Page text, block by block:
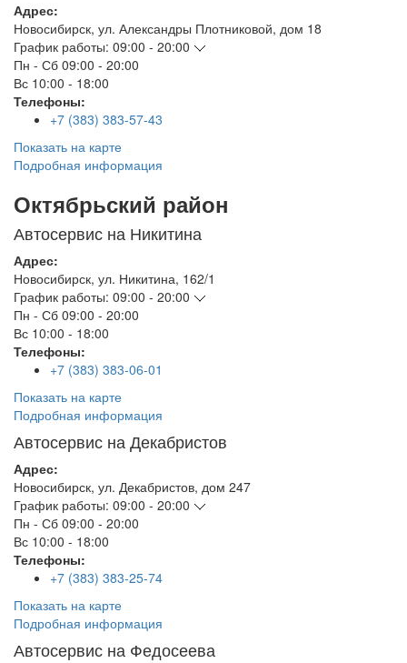
Адрес:
Новосибирск, ул. Александры Плотниковой, дом 18
График работы: 09:00 - 20:00
Пн - Сб 09:00 - 20:00
Вс 10:00 - 18:00
Телефоны:
+7 (383) 383-57-43
Показать на карте
Подробная информация
Октябрьский район
Автосервис на Никитина
Адрес:
Новосибирск, ул. Никитина, 162/1
График работы: 09:00 - 20:00
Пн - Сб 09:00 - 20:00
Вс 10:00 - 18:00
Телефоны:
+7 (383) 383-06-01
Показать на карте
Подробная информация
Автосервис на Декабристов
Адрес:
Новосибирск, ул. Декабристов, дом 247
График работы: 09:00 - 20:00
Пн - Сб 09:00 - 20:00
Вс 10:00 - 18:00
Телефоны:
+7 (383) 383-25-74
Показать на карте
Подробная информация
Автосервис на Федосеева